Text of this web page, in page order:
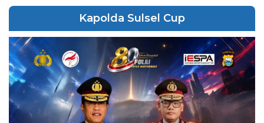
Kapolda Sulsel Cup